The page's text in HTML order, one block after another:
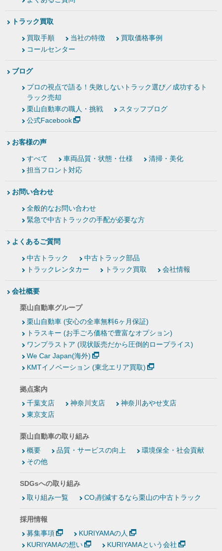
トラック買取
買取手順 当社の特徴
買取価格事例
コールセンター
ブログ
プロの視点で語る！失敗しないトラック選び／成功するト
ラック売却
栗山自動車の職人・挑戦
スタッフブログ
公式Facebook
お客様の声
すべて 車両品質・状態・仕様
清掃・美化
担当フロント対応
お問い合わせ
全般的なお問い合わせ
緊急で中古トラックの手配が必要な方
よくあるご質問
中古トラック
中古トラック部品
トラックレンタカー
トラック買取 会社情報
会社概要
栗山自動車グループ
栗山自動車 (安心の全車無料6ヶ月保証)
トラスキー (お手ごろ価格で豊富なオプション)
ワンプラストア (現状販売だから圧倒的ロープライス)
We Car Japan(海外)
KMTイノベーション (東北エリア買取)
拠点案内
千葉支店
神奈川支店
神奈川あやせ支店
東京支店
栗山自動車の取り組み
概要
品質・サービスの向上
環境保全・社会貢献
その他
SDGsへの取り組み
取り組み一覧
CO₂削減するなら栗山の中古トラック
採用情報
募集事項
KURIYAMAの人
KURIYAMAの想い
KURIYAMAという会社